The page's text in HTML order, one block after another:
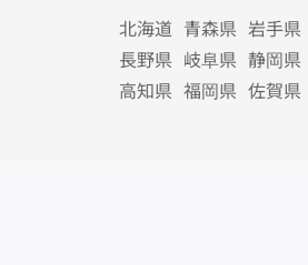
北海道 青森県 岩手県
長野県 岐阜県 静岡県
高知県 福岡県 佐賀県